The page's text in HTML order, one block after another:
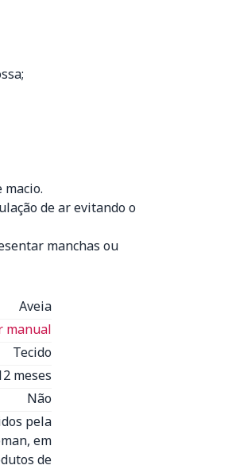
de ar evitando o
manchas ou
Aveia
manual
Tecido
meses
Não
pela
em
de